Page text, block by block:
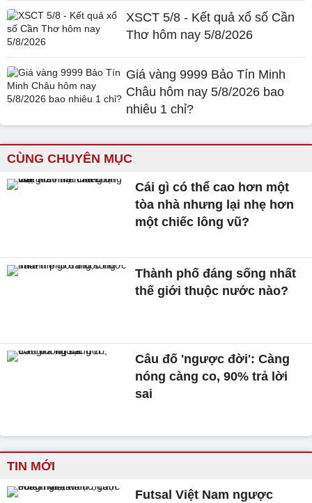
XSCT 5/8 - Kết quả xổ số Cần
Thơ hôm nay 5/8/2026
Giá vàng 9999 Bảo Tín Minh
Châu hôm nay 5/8/2026 bao
nhiêu 1 chỉ?
CÙNG CHUYÊN MỤC
Cái gì có thể cao hơn một
tòa nhà nhưng lại nhẹ hơn
một chiếc lông vũ?
Thành phố đáng sống nhất
thế giới thuộc nước nào?
Câu đố 'ngược đời': Càng
nóng càng co, 90% trả lời
sai
TIN MỚI
Futsal Việt Nam ngược